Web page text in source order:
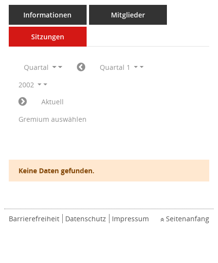
Informationen Mitglieder
Sitzungen
Quartal
Quartal 1
2002
Aktuell
Gremium auswählen
Keine Daten gefunden.
Barrierefreiheit Datenschutz Impressum Seitenanfang